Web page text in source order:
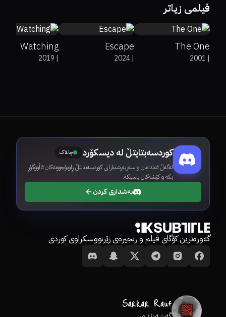
فیلمی زیاتر
The One
|
2001
Escape
|
2024
Watching
|
2019
کوردسەبتایتڵ لە دیسکۆرد چالاک
لەگەڵ ئەندامان و سەرپەرشتیارانی کوردسەبتایتڵ ڕاوبۆچوونەکان ئاڵووگۆڕ
بکە و کێشەکان باسبکە.
بەشداری کردن
گەورەترین کۆگای فیلم و زنجیرەی ژێرنووسکراوی کوردی